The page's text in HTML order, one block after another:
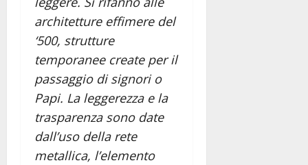
architetture effimere del
‘500, strutture
temporanee create per il
passaggio di signori o
Papi. La leggerezza e la
trasparenza sono date
dall’uso della rete
metallica, l’elemento